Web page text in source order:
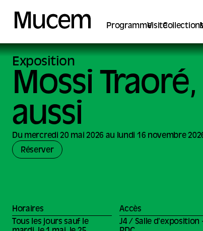
ProgrammeVisite
Exposition
Mossi
aussi
Du mercredi 20 mai 2026 au lundi 16 novembre
Réserver
Horaires
Tous les jours sauf le
Accès
J4 / Salle d'exposition